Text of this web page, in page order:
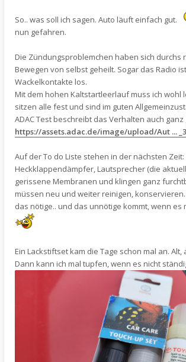
So.. was soll ich sagen. Auto läuft einfach gut.
nun gefahren.
Die Zündungsproblemchen haben sich durchs
Bewegen von selbst geheilt. Sogar das Radio
Wackelkontakte los.
Mit dem hohen Kaltstartleerlauf muss ich wohl
sitzen alle fest und sind im guten
ADAC Test beschreibt das Verhalten auch ganz
https://assets.adac.de/image/upload/Aut ...
Auf der To do Liste stehen in der nächsten
Heckklappendämpfer, Lautsprecher (die
gerissene Membranen und klingen ganz
müssen neu und weiter reinigen,
das nötige.. und das unnötige kommt, wenn es
Ein Lackstiftset kam die Tage schon mal an. Alt,
Dann kann ich mal tupfen, wenn es nicht